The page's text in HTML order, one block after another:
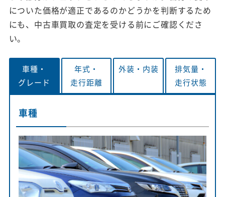
についた価格が適正であるのかどうかを判断するため
にも、中古車買取の査定を受ける前にご確認くださ
い。
車種・
グレード
年式・
走行距離
外装・ 内装
排気量・
走行状態
車種